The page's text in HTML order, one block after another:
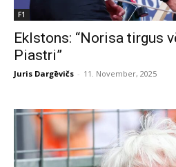
F1
Eklstons: “Norisa tirgus
Piastri”
Juris Dargēvičs - 11. November, 2025